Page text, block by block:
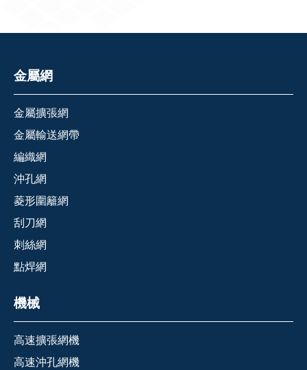
金屬網
金屬擴張網
金屬輸送網帶
編織網
沖孔網
菱形圍籬網
刮刀網
刺絲網
點焊網
機械
高速擴張網機
高速沖孔網機